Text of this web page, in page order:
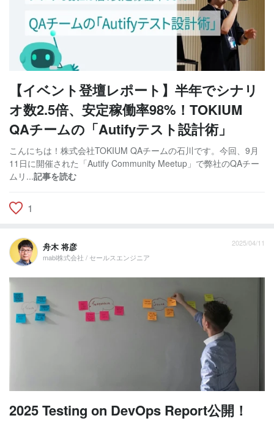
【イベント登壇レポート】半年でシナリ
オ数2.5倍、安定稼働率98%！TOKIUM
QAチームの「Autifyテスト設計術」
こんにちは！株式会社TOKIUM QAチームの石川です。今回、9月
11日に開催された「Autify Community Meetup」で弊社のQAチー
ムリ...記事を読む
1
舟木 将彦
mabl株式会社 / セールスエンジニア
2025/04/11
2025 Testing on DevOps Report公開！